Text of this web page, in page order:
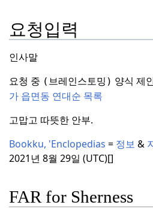
요청입력
인사말
요청 중 (브레인스토밍) 양식 제
가 읍면동 연대순 목록
고맙고 따뜻한 안부.
Bookku, 'Enclopedias = 정보 &
2021년 8월 29일 (UTC)[]
FAR for Sherness